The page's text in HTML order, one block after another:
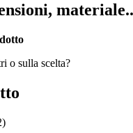
o sulla scelta?
)